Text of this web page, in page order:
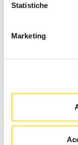
Statistiche
Marketing
sull’economia dei